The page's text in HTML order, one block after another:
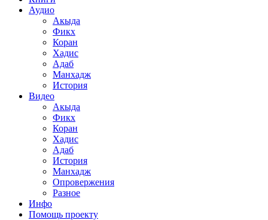
Аудио
Акыда
Фикх
Коран
Хадис
Адаб
Манхадж
История
Видео
Акыда
Фикх
Коран
Хадис
Адаб
История
Манхадж
Опровержения
Разное
Инфо
Помощь проекту